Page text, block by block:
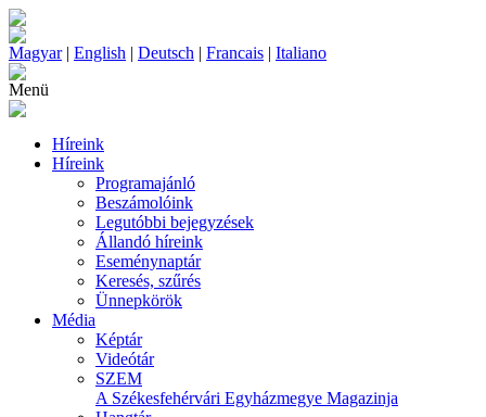
Magyar| English | Deutsch | Francais | Italiano
Menü
Híreink
Híreink
Programajánló
Beszámolóink
Legutóbbi bejegyzések
Állandó híreink
Eseménynaptár
Keresés, szűrés
Ünnepkörök
Média
Képtár
Videótár
SZEM
A Székesfehérvári Egyházmegye Magazinja